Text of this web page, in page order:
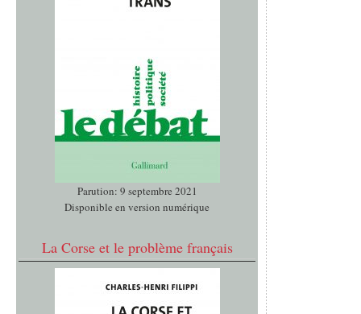
Parution: 9 septembre 2021
Disponible en version numérique
La Corse et le problème français